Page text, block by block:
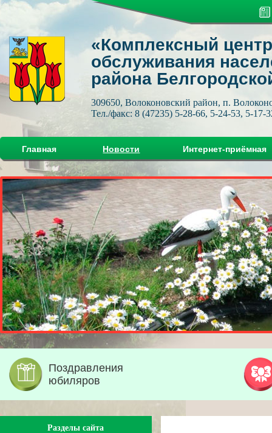
«Комплексный
обслуживания
района
309650, Волоконовский район, п.
Тел./факс: 8 (47235) 5-28-66, 5-24-53, 5-17-
Главная Новости Интернет-приёмная
Поздравления
юбиляров
Разделы сайта